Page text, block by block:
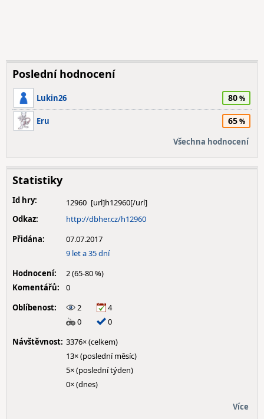
Poslední hodnocení
Lukin26 80
Eru 65
Všechna hodnocení
Statistiky
Id hry:
12960
Odkaz:
http://dbher.cz/h12960
Přidána:
07.07.2017
9 let a 35 dní
Hodnocení:
2 (65-80 %)
Komentářů:
0
Oblíbenost:
2
4
0
0
Návštěvnost: 3376× (celkem)
13× (poslední měsíc)
5× (poslední týden)
0× (dnes)
Více